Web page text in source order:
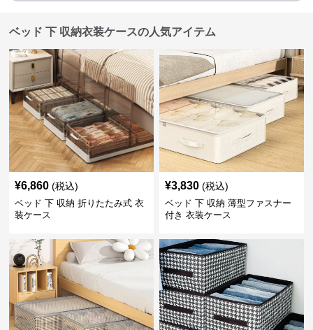
ベッド 下 収納衣装ケースの人気アイテム
¥6,860 (税込)
ベッド 下 収納 折りたたみ式 衣
装ケース
¥3,830 (税込)
ベッド 下 収納 薄型ファスナー
付き 衣装ケース